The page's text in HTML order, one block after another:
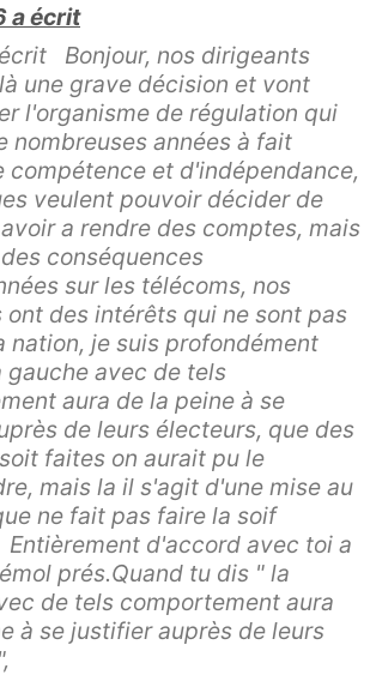
a écrit
Bonjour, nos dirigeants
une grave décision et vont
l'organisme de régulation qui
nombreuses années à fait
compétence et d'indépendance,
veulent pouvoir décider de
a rendre des comptes, mais
conséquences
sur les télécoms, nos
des intérêts qui ne sont pas
nation, je suis profondément
gauche avec de tels
aura de la peine à se
de leurs électeurs, que des
faites on aurait pu le
mais la il s'agit d'une mise au
ne fait pas faire la soif
d'accord avec toi a
prés.Quand tu dis " la
de tels comportement aura
à se justifier auprès de leurs